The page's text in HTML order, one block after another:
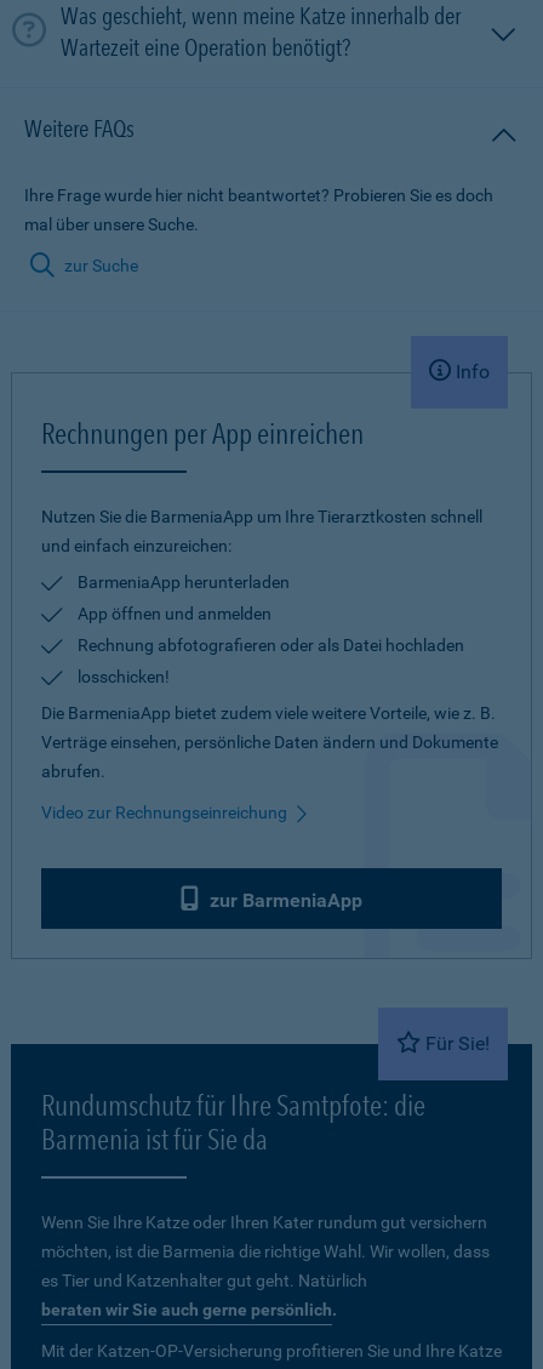
Was geschieht, wenn meine Katze innerhalb der
Wartezeit eine Operation benötigt?
Weitere FAQs
Ihre Frage wurde hier nicht beantwortet? Probieren Sie es doch
mal über unsere Suche.
zur Suche
Info
Rechnungen per App einreichen
Nutzen Sie die BarmeniaApp um Ihre Tierarztkosten schnell
und einfach einzureichen:
BarmeniaApp herunterladen
App öffnen und anmelden
Rechnung abfotografieren oder als Datei hochladen
losschicken!
Die BarmeniaApp bietet zudem viele weitere Vorteile, wie z. B.
Verträge einsehen, persönliche Daten ändern und Dokumente
abrufen.
Video zur Rechnungseinreichung
zur BarmeniaApp
Für Sie!
Rundumschutz für Ihre Samtpfote: die
Barmenia ist für Sie da
Wenn Sie Ihre Katze oder Ihren Kater rundum gut versichern
möchten, ist die Barmenia die richtige Wahl. Wir wollen, dass
es Tier und Katzenhalter gut geht. Natürlich
beraten wir Sie auch gerne persönlich.
Mit der Katzen-OP-Versicherung profitieren Sie und Ihre Katze